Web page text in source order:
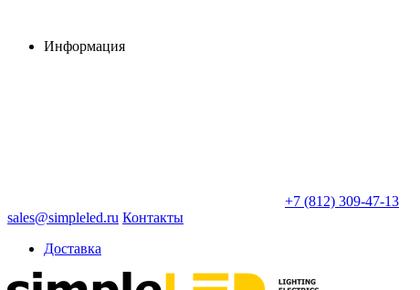
Информация
+7 (812) 309-47-13
sales@simpleled.ru Контакты
Доставка